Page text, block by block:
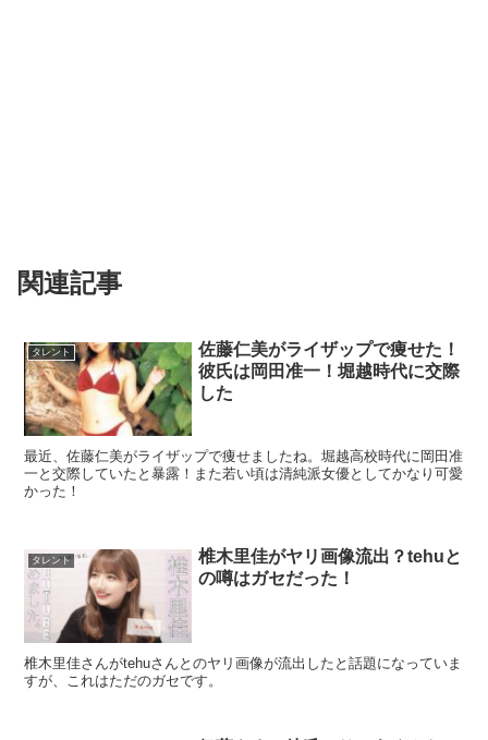
関連記事
タレント
佐藤仁美がライザップで痩せた！
彼氏は岡田准一！堀越時代に交際
した
最近、佐藤仁美がライザップで痩せましたね。堀越高校時代に岡田准
一と交際していたと暴露！また若い頃は清純派女優としてかなり可愛
かった！
タレント
椎木里佳がヤリ画像流出？tehuと
の噂はガセだった！
椎木里佳さんがtehuさんとのヤリ画像が流出したと話題になっていま
すが、これはただのガセです。